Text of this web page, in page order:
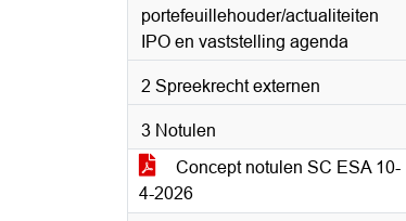
portefeuillehouder/actualiteiten
IPO en vaststelling agenda
2 Spreekrecht externen
3 Notulen
Concept notulen SC ESA 10-
4-2026